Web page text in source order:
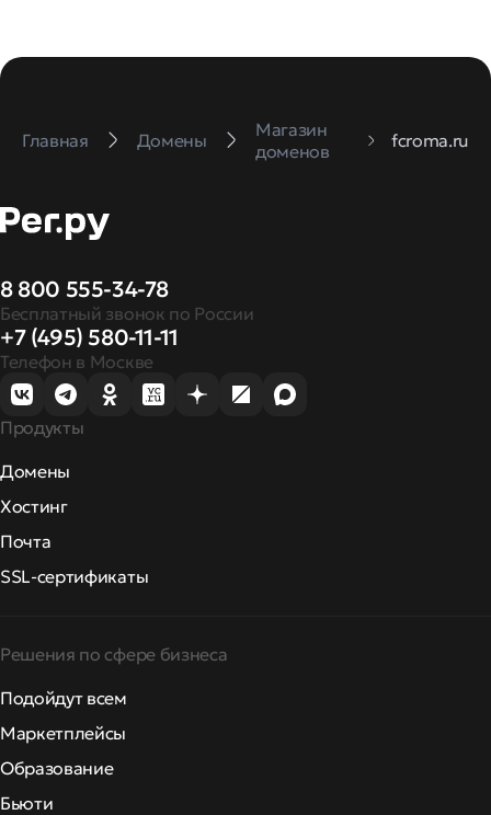
Главная Домены
Магазин
доменов
fcroma.ru
8 800 555-34-78
Бесплатный звонок по России
+7 (495) 580-11-11
Телефон в Москве
Продукты
Домены
Хостинг
Почта
SSL-сертификаты
Решения по сфере бизнеса
Подойдут всем
Маркетплейсы
Образование
Бьюти